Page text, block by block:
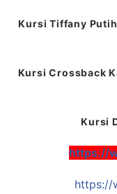
Kursi Tiffany
Kursi Crossback
Kursi
https://
https://